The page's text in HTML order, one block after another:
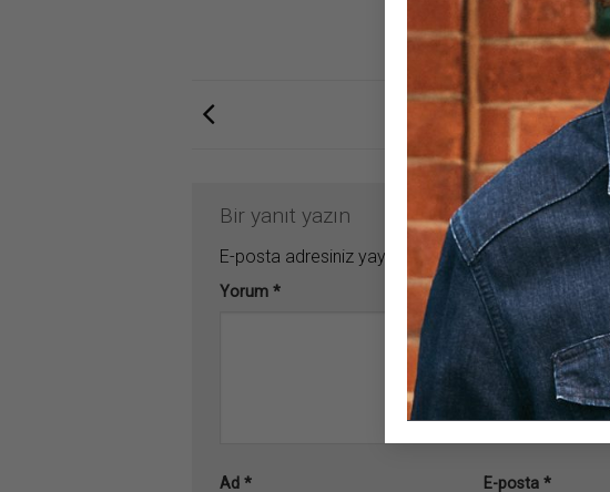
Bir yanıt yazın
E-posta adresiniz yayınlanmayacak. Gerekli alanlar
Yorum *
Ad * E-posta *